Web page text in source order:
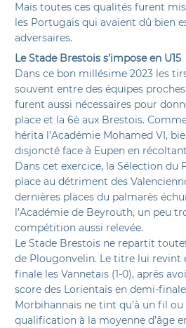
Mais toutes ces qualités furent
les Portugais qui avaient dû bien
adversaires.
Le Stade Brestois s’impose en U15
Dans ce bon millésime 2023 les
souvent entre des équipes
furent aussi nécessaires pour
place et la 6è aux Brestois.
hérita l’Académie Mohamed VI,
disjoncté face à Eupen en
Dans cet exercice, la Sélection du
place au détriment des
dernières places du palmarès
l’Académie de Beyrouth, un peu
compétition aussi relevée.
Le Stade Brestois ne repartit
de Plougonvelin. Le titre lui revint
finale les Vannetais (1-0), après
score des Lorientais en demi-
Morbihannais ne tint qu’à un fil
qualification à la moyenne d’âge